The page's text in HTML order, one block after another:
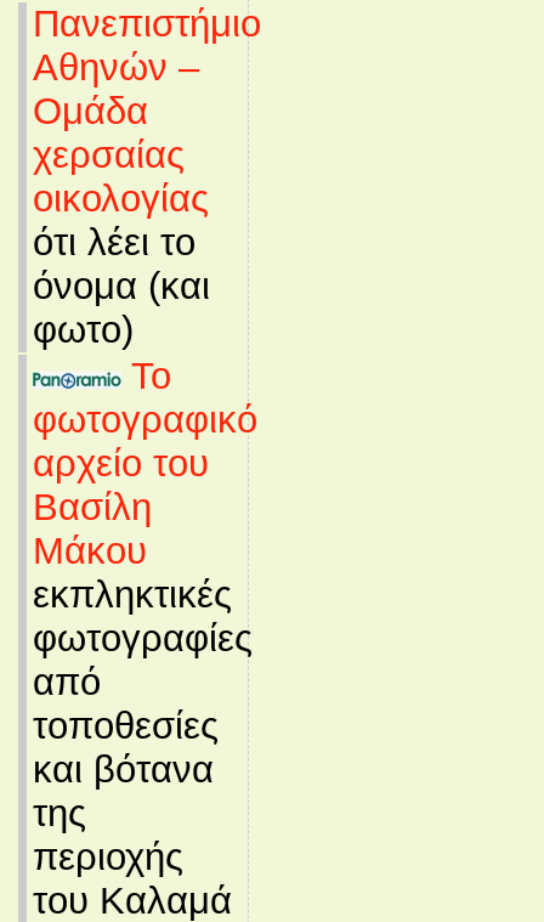
Πανεπιστήμιο
Αθηνών –
Ομάδα
χερσαίας
οικολογίας
ότι λέει το
όνομα (και
φωτο)
Το
φωτογραφικό
αρχείο του
Βασίλη
Μάκου
εκπληκτικές
φωτογραφίες
από
τοποθεσίες
και βότανα
της
περιοχής
του Καλαμά